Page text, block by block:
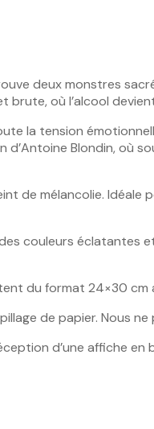
deux monstres
où l’alcool
la tension
Blondin, où
mélancolie. Idéale
couleurs éclatantes
du format 24×30
de papier. Nous
d’une affiche